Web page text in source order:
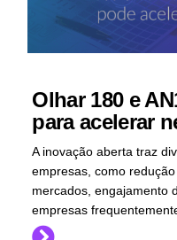
Olhar 180 e
para acelerar
A inovação aberta traz
empresas, como
mercados, engajamento
empresas